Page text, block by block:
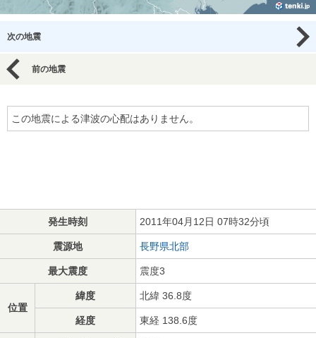
次の地震
前の地震
この地震による津波の心配はありません。
発生時刻 2011年04月12日 07時32分頃
震源地 長野県北部
最大震度 震度3
位置
緯度 北緯 36.8度
経度 東経 138.6度